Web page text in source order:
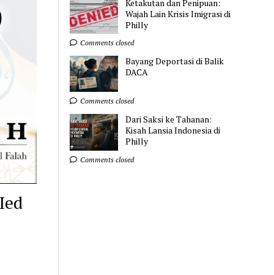
Ketakutan dan Penipuan:
Wajah Lain Krisis Imigrasi di
Philly
Comments closed
Bayang Deportasi di Balik
DACA
Comments closed
Dari Saksi ke Tahanan:
Kisah Lansia Indonesia di
Philly
Comments closed